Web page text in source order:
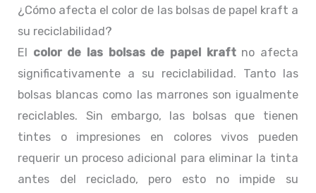
¿Cómo afecta el color de las bolsas de papel kraft a
su reciclabilidad?
El color de las bolsas de papel kraftno afecta
significativamente a su reciclabilidad. Tanto las
bolsas blancas como las marrones son igualmente
reciclables. Sin embargo, las bolsas que tienen
tintes o impresiones en colores vivos pueden
requerir un proceso adicional para eliminar la tinta
antes del reciclado, pero esto no impide su